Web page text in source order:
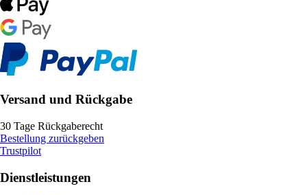
Versand und Rückgabe
30 Tage Rückgaberecht
Bestellung zurückgeben
Trustpilot
Dienstleistungen